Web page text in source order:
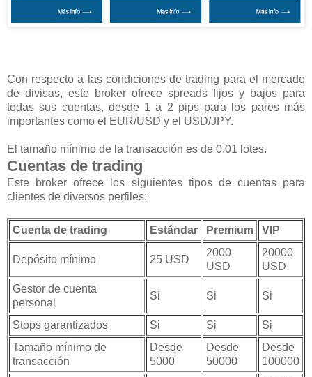
Con respecto a las condiciones de trading para el mercado
de divisas, este broker ofrece spreads fijos y bajos para
todas sus cuentas, desde 1 a 2 pips para los pares más
importantes como el EUR/USD y el USD/JPY.
El tamaño mínimo de la transacción es de 0.01 lotes.
Cuentas de trading
Este broker ofrece los siguientes tipos de cuentas para
clientes de diversos perfiles:
Cuenta de trading Estándar Premium VIP
Depósito mínimo 25 USD
2000
USD
20000
USD
Gestor de cuenta
personal
Si Si Si
Stops garantizados Si Si
Si
Tamaño mínimo de
transacción
Desde
5000
Desde
50000
Desde
100000